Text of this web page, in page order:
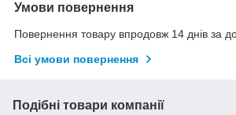
Умови повернення
Повернення товару впродовж 14 днів за
Всі умови повернення
Подібні товари компанії